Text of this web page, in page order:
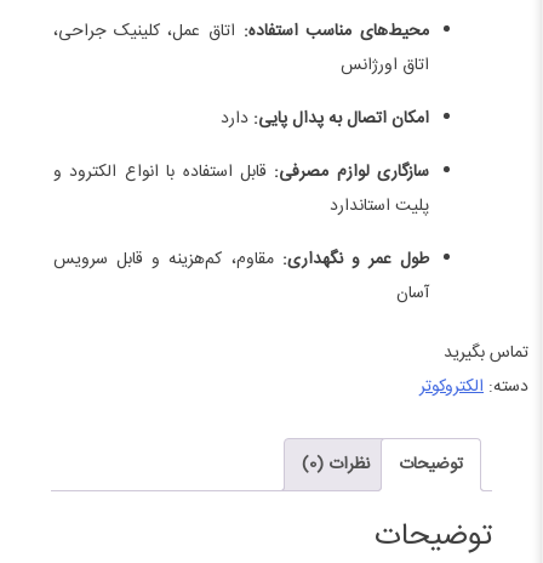
محیط‌های مناسب استفاده: اتاق عمل، کلینیک جراحی،
اتاق اورژانس
امکان اتصال به پدال پایی: دارد
سازگاری لوازم مصرفی: قابل استفاده با انواع الکترود و
پلیت استاندارد
طول عمر و نگهداری: مقاوم، کم‌هزینه و قابل سرویس
آسان
تماس بگیرید
دسته: الکتروکوتر
توضیحات نظرات (0)
توضیحات